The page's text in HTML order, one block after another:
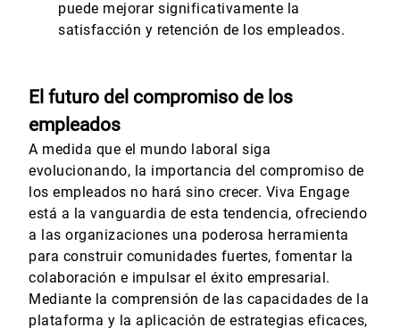
puede mejorar significativamente la
satisfacción y retención de los empleados.
El futuro del compromiso de los
empleados
A medida que el mundo laboral siga
evolucionando, la importancia del compromiso de
los empleados no hará sino crecer. Viva Engage
está a la vanguardia de esta tendencia, ofreciendo
a las organizaciones una poderosa herramienta
para construir comunidades fuertes, fomentar la
colaboración e impulsar el éxito empresarial.
Mediante la comprensión de las capacidades de la
plataforma y la aplicación de estrategias eficaces,